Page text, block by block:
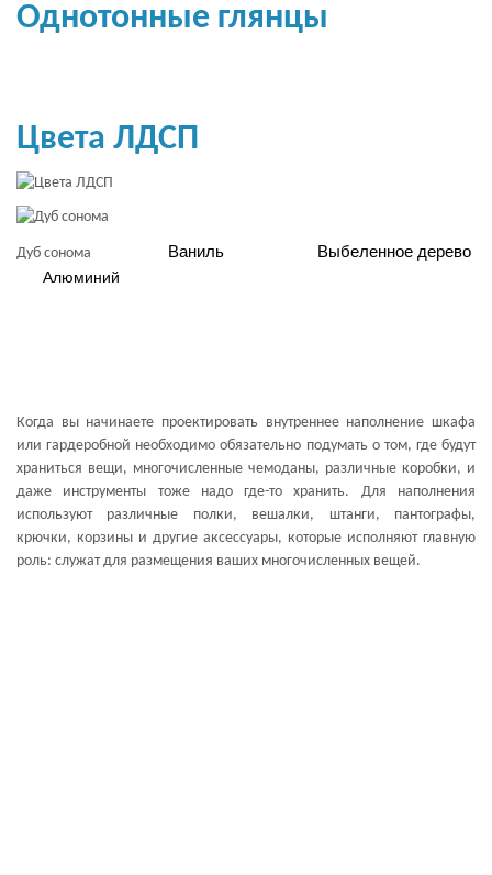
Однотонные глянцы
Цвета ЛДСП
Дуб сонома Ваниль Выбеленное дерево
Алюминий
Когда вы начинаете проектировать внутреннее наполнение шкафа
или гардеробной необходимо обязательно подумать о том, где будут
храниться вещи, многочисленные чемоданы, различные коробки, и
даже инструменты тоже надо где-то хранить. Для наполнения
используют различные полки, вешалки, штанги, пантографы,
крючки, корзины и другие аксессуары, которые исполняют главную
роль: служат для размещения ваших многочисленных вещей.